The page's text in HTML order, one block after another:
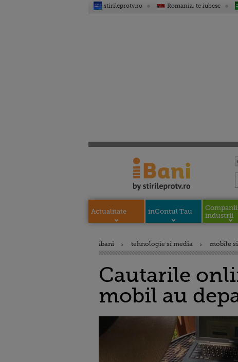
stirileprotv.ro Romania, te iubesc
Actualitate inContul Tau
Companii
industrii
ibani tehnologie si media mobile
Cautarile
mobil au